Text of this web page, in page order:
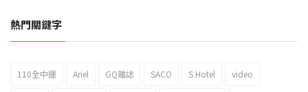
2023新北市北海岸國際風箏節「風在石起」霸氣回歸
熱門關鍵字
110全中運 Ariel GQ雜誌 SACO S Hotel video